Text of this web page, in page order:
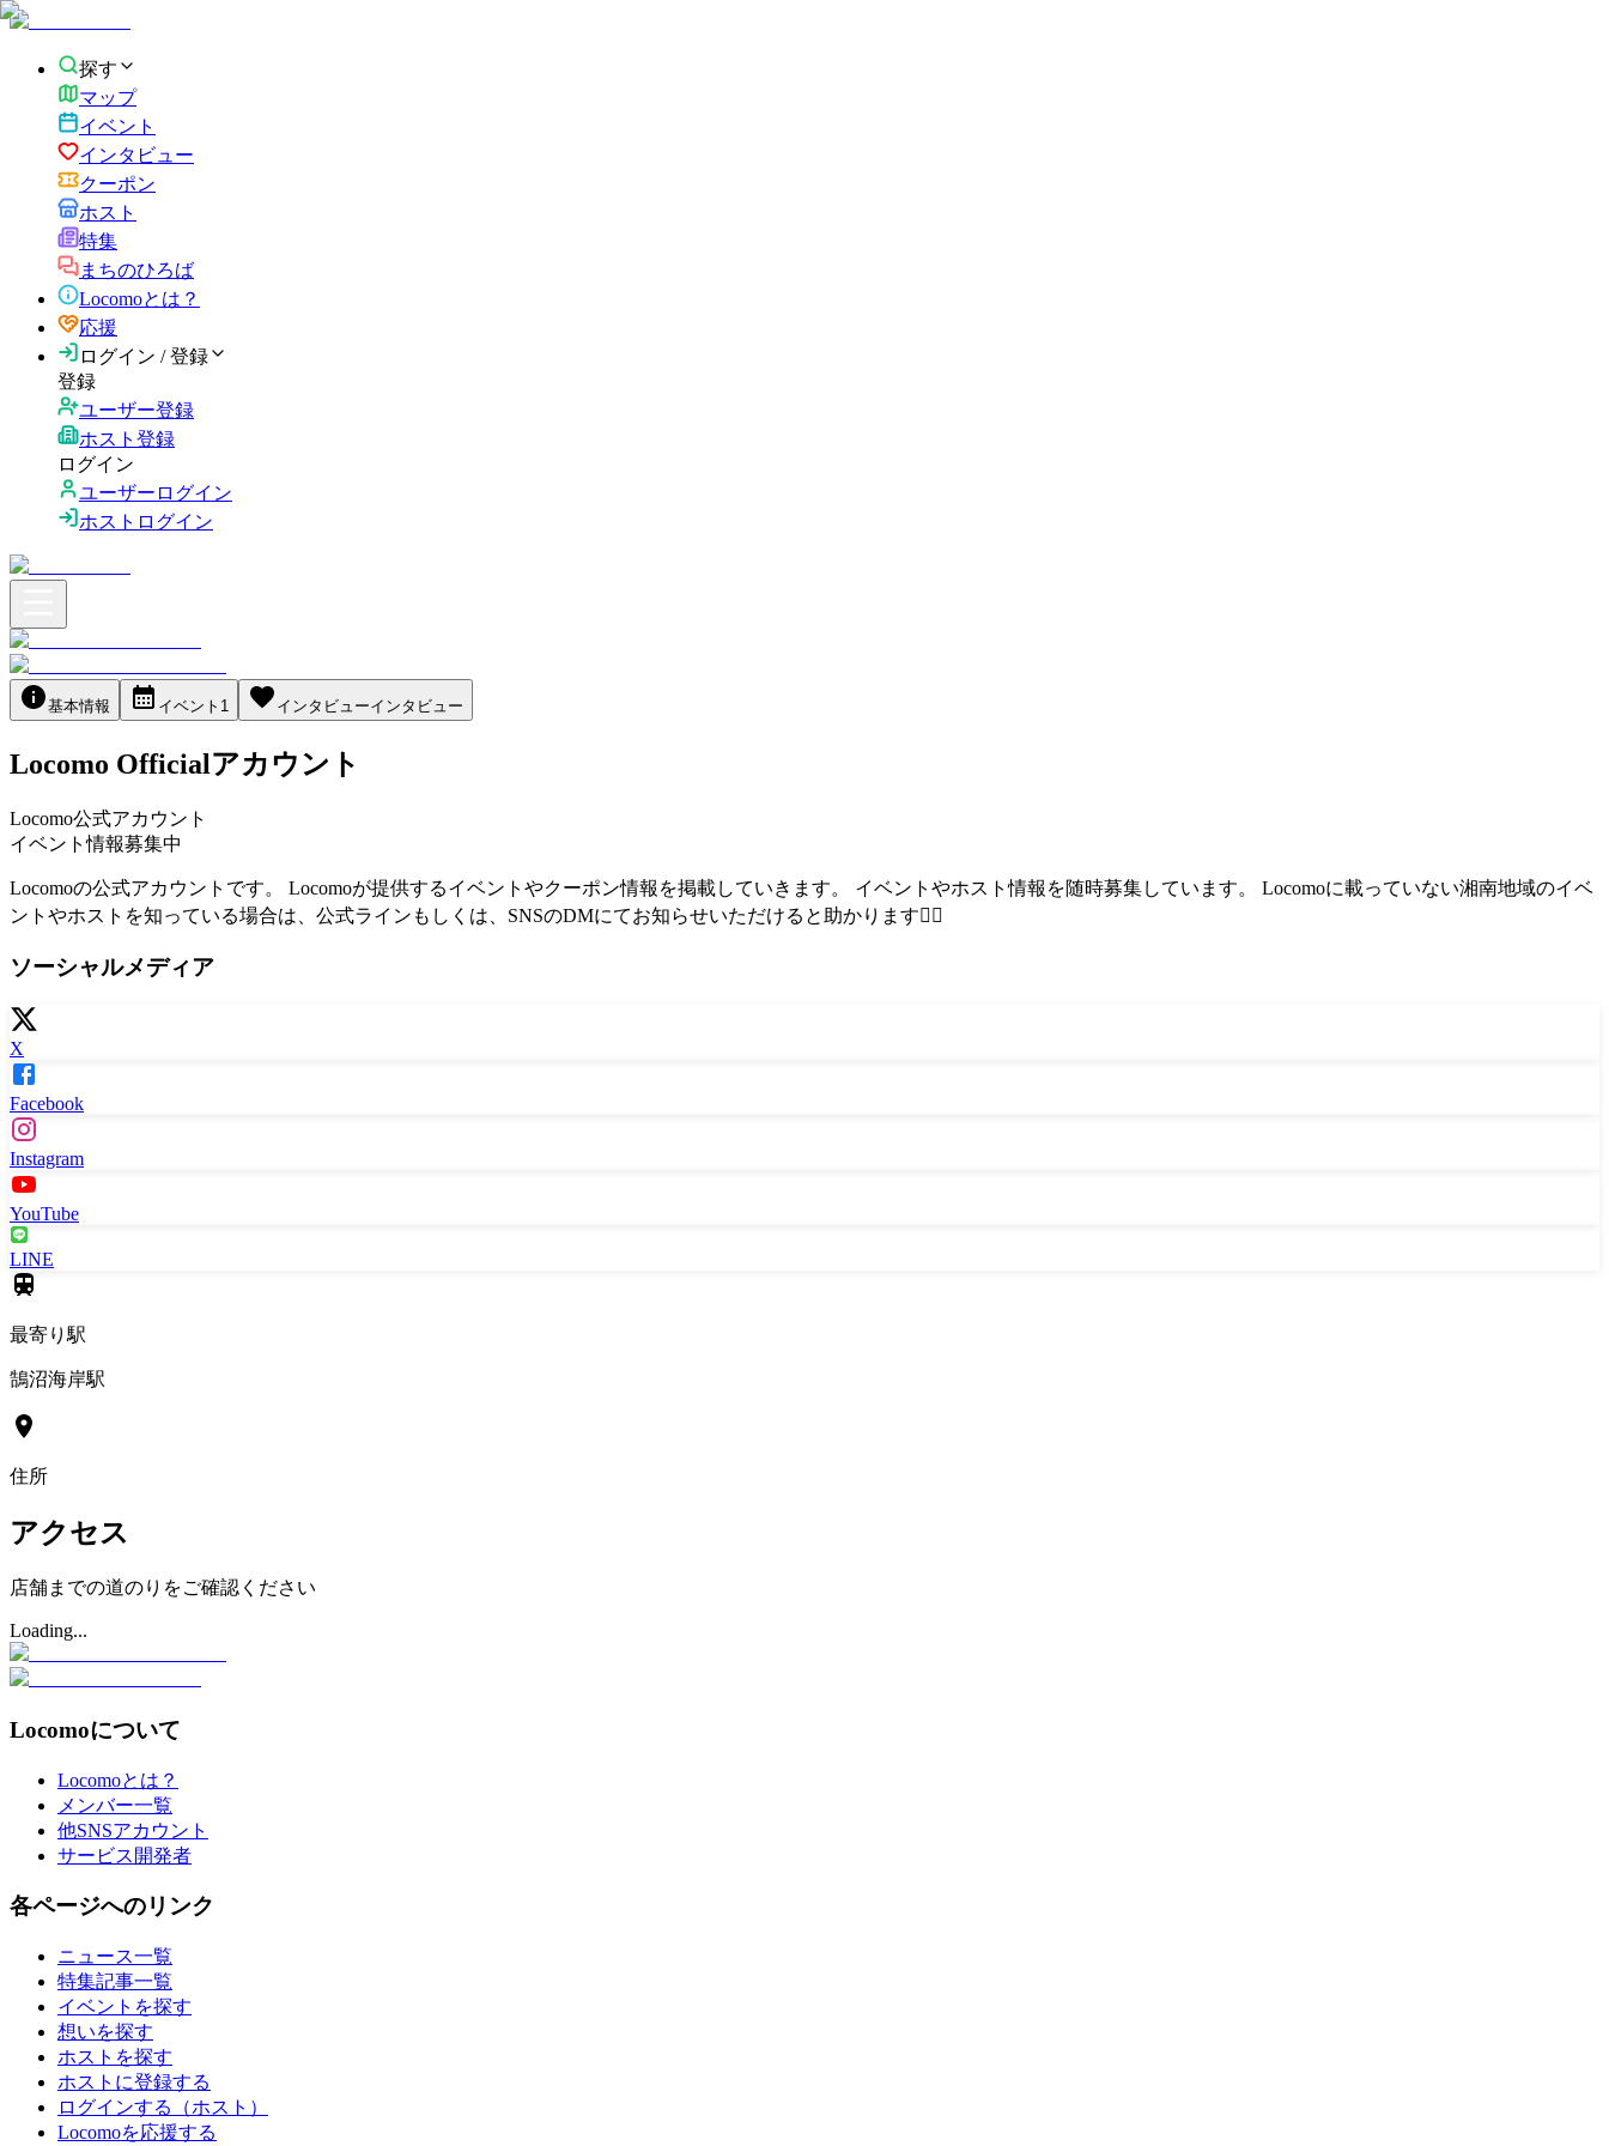
探す
マップ
イベント
インタビュー
クーポン
ホスト
特集
まちのひろば
Locomoとは？
応援
ログイン / 登録
登録
ユーザー登録
ホスト登録
ログイン
ユーザーログイン
ホストログイン
基本情報 イベント 1 インタビューインタビュー
Locomo Officialアカウント
Locomo公式アカウント
イベント情報募集中
Locomoの公式アカウントです。 Locomoが提供するイベントやクーポン情報を掲載していきます。 イベントやホスト情報を随時募集しています。 Locomoに載っていない湘南地域のイベ
ントやホストを知っている場合は、公式ラインもしくは、SNSのDMにてお知らせいただけると助かります🙇‍♂️
ソーシャルメディア
X
Facebook
Instagram
YouTube
LINE
最寄り駅
鵠沼海岸駅
住所
アクセス
店舗までの道のりをご確認ください
Loading...
Locomoについて
Locomoとは？
メンバー一覧
他SNSアカウント
サービス開発者
各ページへのリンク
ニュース一覧
特集記事一覧
イベントを探す
想いを探す
ホストを探す
ホストに登録する
ログインする（ホスト）
Locomoを応援する